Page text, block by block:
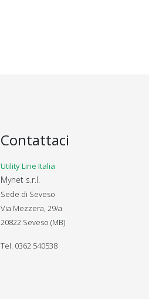
Contattaci
Utility Line Italia
Mynet s.r.l.
Sede di Seveso
Via Mezzera, 29/a
20822 Seveso (MB)
Tel. 0362 540538